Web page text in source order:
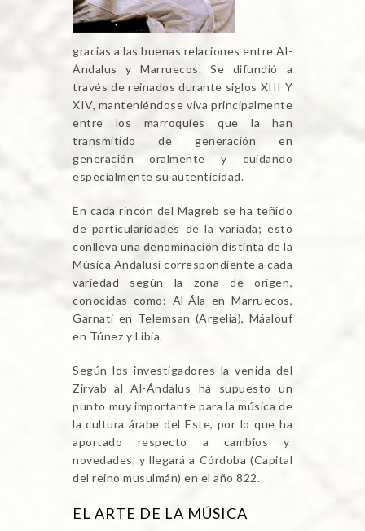
gracias a las buenas relaciones entre Al-
Ándalus y Marruecos. Se difundió a
través de reinados durante siglos XIII Y
XIV, manteniéndose viva principalmente
entre los marroquíes que la han
transmitido de generación en
generación oralmente y cuidando
especialmente su autenticidad.
En cada rincón del Magreb se ha teñido
de particularidades de la variada; esto
conlleva una denominación distinta de la
Música Andalusí correspondiente a cada
variedad según la zona de origen,
conocidas como: Al-Ála en Marruecos,
Garnati en Telemsan (Argelia), Máalouf
en Túnez y Libia.
Según los investigadores la venida del
Ziryab al Al-Ándalus ha supuesto un
punto muy importante para la música de
la cultura árabe del Este, por lo que ha
aportado respecto a cambios y
novedades, y llegará a Córdoba (Capital
del reino musulmán) en el año 822.
EL ARTE DE LA MÚSICA